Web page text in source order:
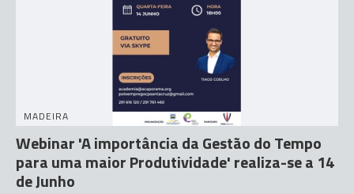
MADEIRA
Webinar 'A importância da Gestão do Tempo
para uma maior Produtividade' realiza-se a 14
de Junho